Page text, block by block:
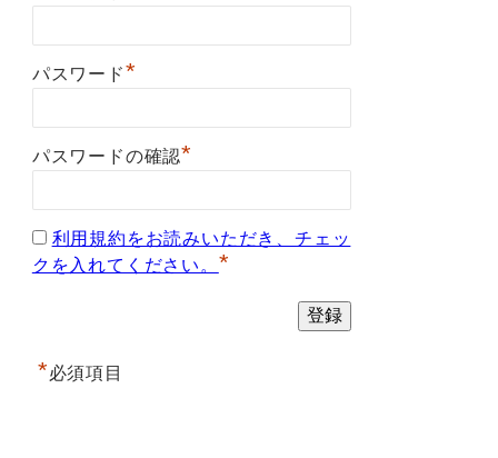
パスワード*
パスワードの確認*
利用規約をお読みいただき、チェッ
クを入れてください。 *
*必須項目